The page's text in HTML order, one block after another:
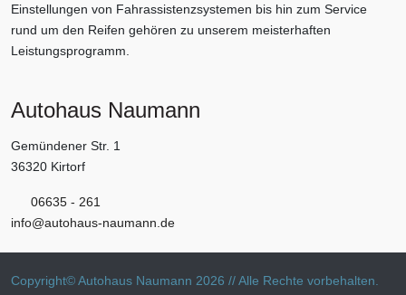
Einstellungen von Fahrassistenzsystemen bis hin zum Service
rund um den Reifen gehören zu unserem meisterhaften
Leistungsprogramm.
Autohaus Naumann
Gemündener Str. 1
36320 Kirtorf
06635 - 261
info@autohaus-naumann.de
Copyright© Autohaus Naumann 2026 // Alle Rechte vorbehalten.